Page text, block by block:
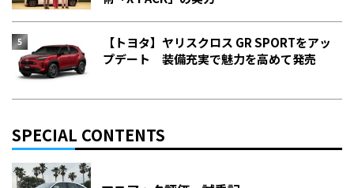
【トヨタ】ヤリスクロス GR SPORTをアッ
プデート 装備充実で魅力を高めて発売
SPECIAL CONTENTS